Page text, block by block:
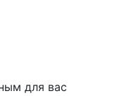
для вас